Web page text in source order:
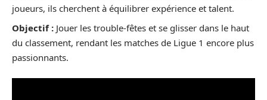
joueurs, ils cherchent à équilibrer expérience et talent.
Objectif : Jouer les trouble-fêtes et se glisser dans le haut
du classement, rendant les matches de Ligue 1 encore plus
passionnants.